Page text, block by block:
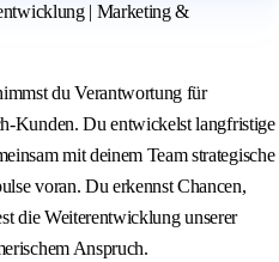
| Marketing &
du Verantwortung für
Kunden. Du entwickelst langfristige
mit deinem Team strategische
voran. Du erkennst Chancen,
die Weiterentwicklung unserer
Anspruch.